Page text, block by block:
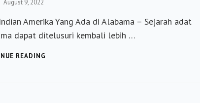
Posted
August 9, 2022
Amerika Yang Ada di Alabama – Sejarah adat
dapat ditelusuri kembali lebih …
READING